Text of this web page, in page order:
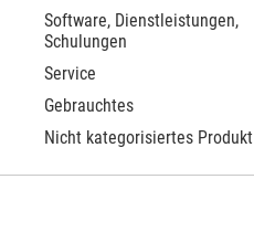
Software, Dienstleistungen,
Schulungen
Service
Gebrauchtes
Nicht kategorisiertes Produkt